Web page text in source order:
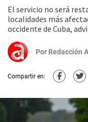
El servicio no será
localidades más
occidente de Cuba,
Por Redacción
Compartir en: